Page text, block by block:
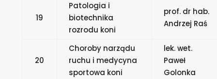
19
Patologia i
biotechnika
rozrodu koni
prof. dr hab.
Andrzej Raś
20
Choroby narządu
ruchu i medycyna
sportowa koni
lek. wet.
Paweł
Golonka